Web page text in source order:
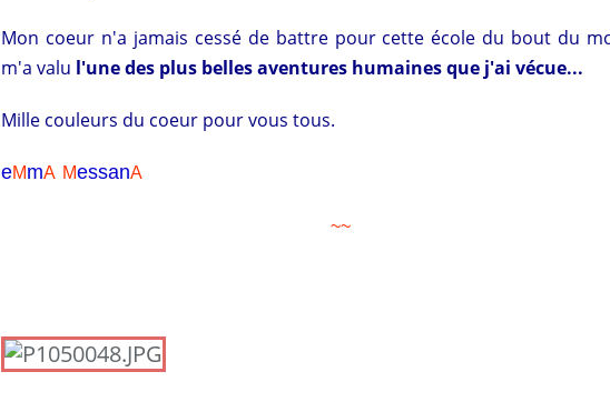
Mon coeur n'a jamais cessé de battre pour cette école du bout du
m'a valu l'une des plus belles aventures humaines que j'ai vécue...
Mille couleurs du coeur pour vous tous.
eMmA MessanA
~~